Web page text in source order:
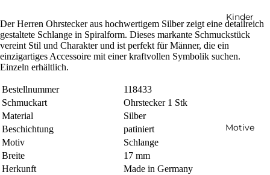
Kinder
Motive
Der Herren Ohrstecker aus hochwertigem Silber zeigt eine detailreich
gestaltete Schlange in Spiralform. Dieses markante Schmuckstück
vereint Stil und Charakter und ist perfekt für Männer, die ein
einzigartiges Accessoire mit einer kraftvollen Symbolik suchen.
Einzeln erhältlich.
Bestellnummer
118433
Schmuckart
Ohrstecker 1 Stk
Material
Silber
Beschichtung
patiniert
Motiv
Schlange
Breite
17 mm
Herkunft
Made in Germany